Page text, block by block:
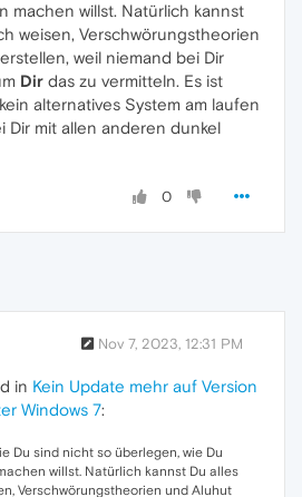
machen willst. Natürlich kannst
weisen, Verschwörungstheorien
weil niemand bei Dir
Dir das zu vermitteln. Es ist
alternatives System am laufen
Dir mit allen anderen dunkel
0
Nov 7, 2023, 12:31 PM
in Kein Update mehr auf Version
Windows 7:
Du sind nicht so überlegen, wie Du
willst. Natürlich kannst Du alles
Verschwörungstheorien und Aluhut